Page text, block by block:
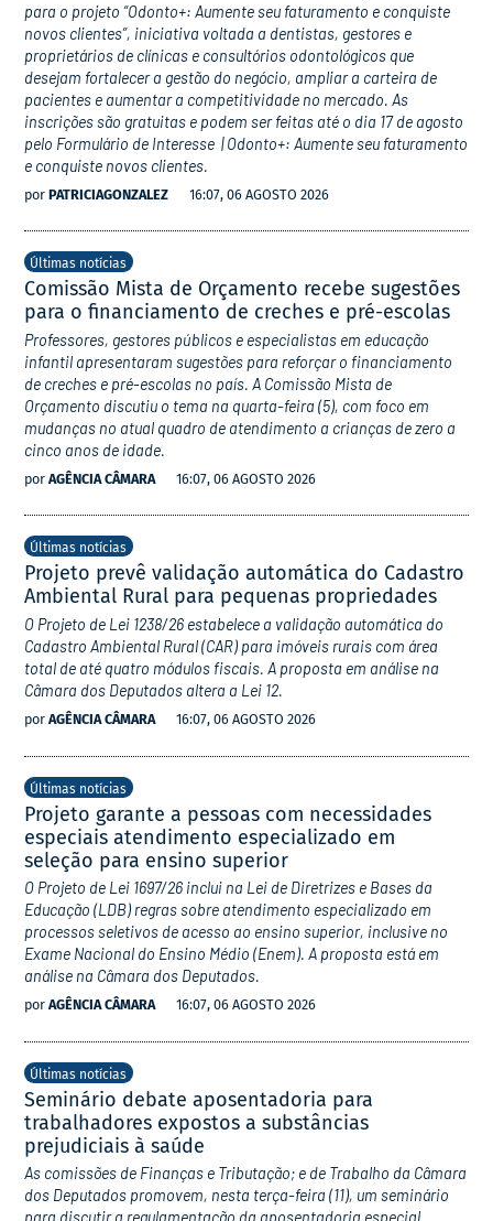
para o projeto “Odonto+: Aumente seu faturamento e conquiste
novos clientes”, iniciativa voltada a dentistas, gestores e
proprietários de clínicas e consultórios odontológicos que
desejam fortalecer a gestão do negócio, ampliar a carteira de
pacientes e aumentar a competitividade no mercado. As
inscrições são gratuitas e podem ser feitas até o dia 17 de agosto
pelo Formulário de Interesse | Odonto+: Aumente seu faturamento
e conquiste novos clientes.
por PATRICIAGONZALEZ 16:07, 06 AGOSTO 2026
Últimas notícias
Comissão Mista de Orçamento recebe sugestões
para o financiamento de creches e pré-escolas
Professores, gestores públicos e especialistas em educação
infantil apresentaram sugestões para reforçar o financiamento
de creches e pré-escolas no país. A Comissão Mista de
Orçamento discutiu o tema na quarta-feira (5), com foco em
mudanças no atual quadro de atendimento a crianças de zero a
cinco anos de idade.
por AGÊNCIA CÂMARA 16:07, 06 AGOSTO 2026
Últimas notícias
Projeto prevê validação automática do Cadastro
Ambiental Rural para pequenas propriedades
O Projeto de Lei 1238/26 estabelece a validação automática do
Cadastro Ambiental Rural (CAR) para imóveis rurais com área
total de até quatro módulos fiscais. A proposta em análise na
Câmara dos Deputados altera a Lei 12.
por AGÊNCIA CÂMARA 16:07, 06 AGOSTO 2026
Últimas notícias
Projeto garante a pessoas com necessidades
especiais atendimento especializado em
seleção para ensino superior
O Projeto de Lei 1697/26 inclui na Lei de Diretrizes e Bases da
Educação (LDB) regras sobre atendimento especializado em
processos seletivos de acesso ao ensino superior, inclusive no
Exame Nacional do Ensino Médio (Enem). A proposta está em
análise na Câmara dos Deputados.
por AGÊNCIA CÂMARA 16:07, 06 AGOSTO 2026
Últimas notícias
Seminário debate aposentadoria para
trabalhadores expostos a substâncias
prejudiciais à saúde
As comissões de Finanças e Tributação; e de Trabalho da Câmara
dos Deputados promovem, nesta terça-feira (11), um seminário
para discutir a regulamentação da aposentadoria especial